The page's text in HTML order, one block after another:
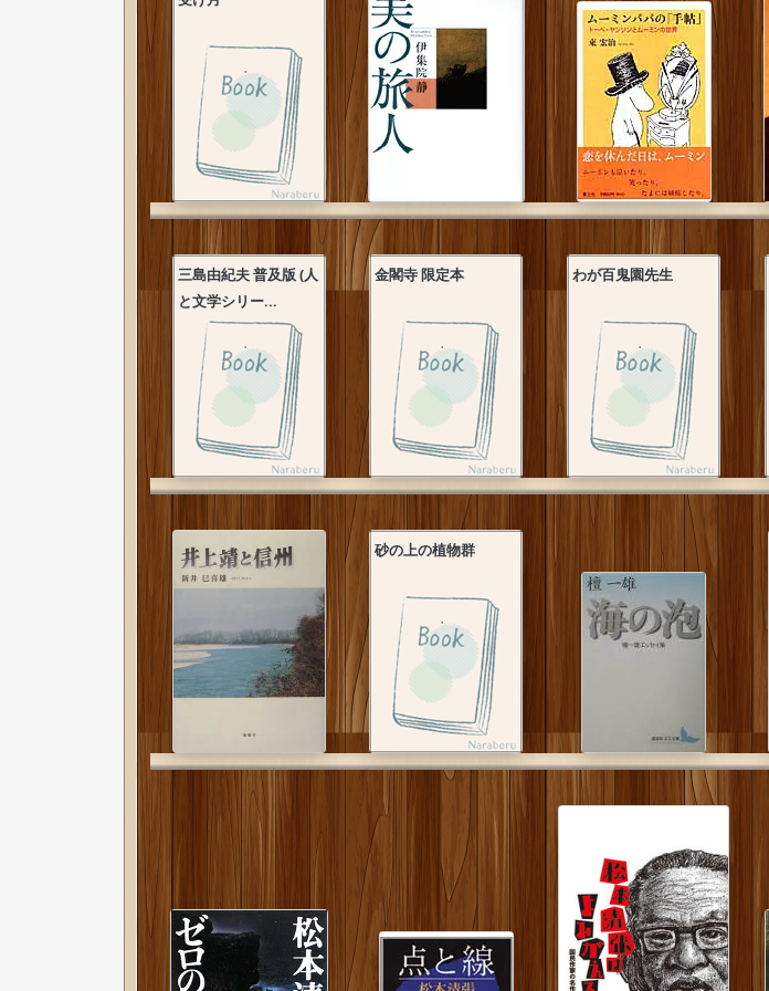
三島由紀夫 普及版 (人
と文学シリー...
金閣寺 限定本 わが百鬼園先生
砂の上の植物群